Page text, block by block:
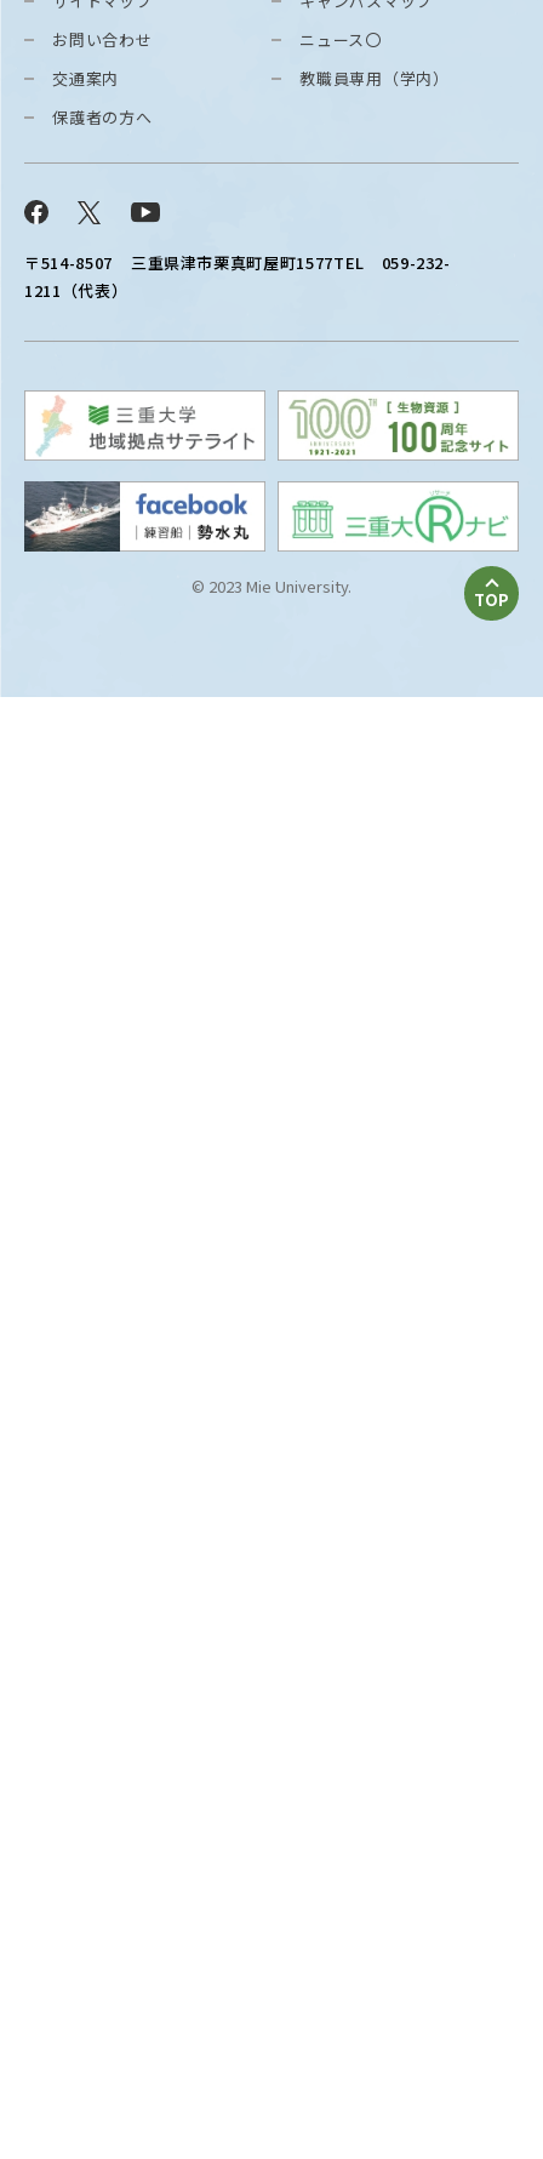
〒514-8507 三重県津市栗真町屋町1577TEL 059-232-
1211（代表）
お問い合わせ
交通案内
保護者の方へ
Facebook
ニュース〇
教職員専用（学内）
© 2023 Mie University.
TOP